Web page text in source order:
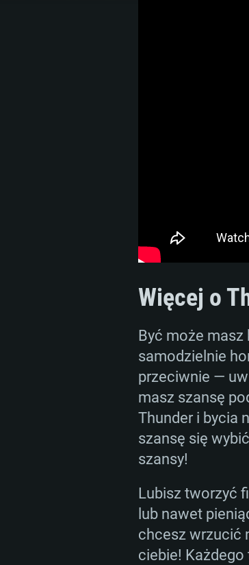
For PC
Minimalne
OS: Windows 10 (64 bit)
Procesor: Dual-Core 2.2
Minimalne
OS: Mac OS Big Sur
Procesor: Core i5,
Minimalne
OS: Ostatnie wydania
Procesor: Dual-Core 2.4
Więcej o
Być może masz
samodzielnie
przeciwnie —
masz szansę
Thunder i bycia
szansę się
szansy!
Lubisz tworzyć
lub nawet
chcesz wrzucić
ciebie!